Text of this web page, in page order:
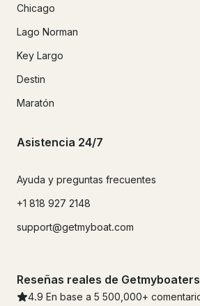
Chicago
Lago Norman
Key Largo
Destin
Maratón
Asistencia 24/7
Ayuda y preguntas frecuentes
+1 818 927 2148
support@getmyboat.com
Reseñas reales de
4.9 En base a 5 500,000+